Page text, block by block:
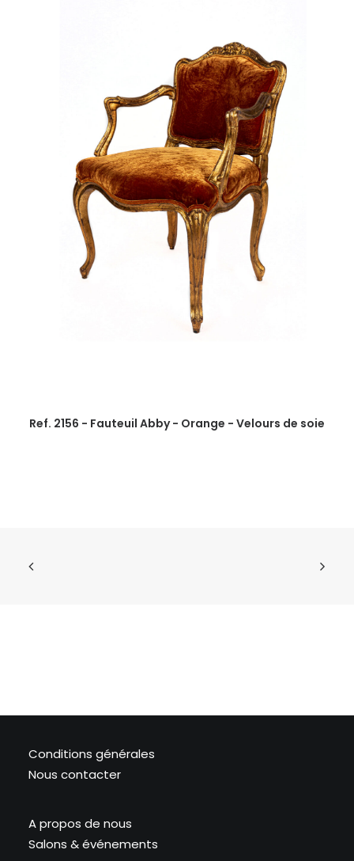
Ref. 2156 - Fauteuil Abby - Orange - Velours de soie
Conditions générales
Nous contacter
A propos de nous
Salons & événements